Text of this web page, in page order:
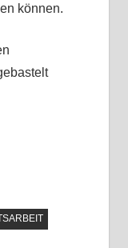
können.